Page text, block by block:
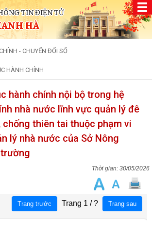
TIN ĐIỆN TỬ
HÀ
- CHUYỂN ĐỔI SỐ
HÀNH CHÍNH
hành chính nội bộ trong hệ
nhà nước lĩnh vực quản lý đê
chống thiên tai thuộc phạm vi
lý nhà nước của Sở Nông
30/05/2026